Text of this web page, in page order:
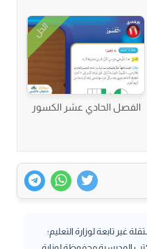
الحل
الفصل الحادي عشر الكسور
غير تابعة لوزارة التعليم؛